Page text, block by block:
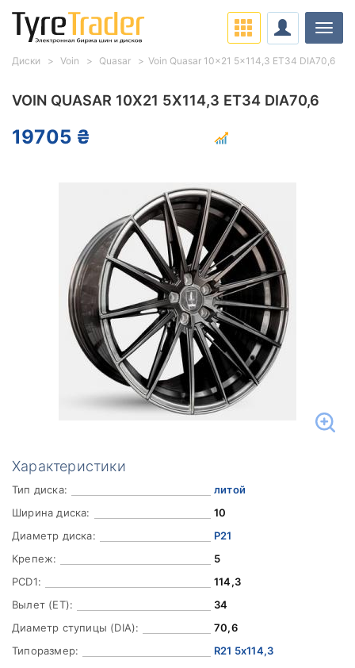
VOIN QUASAR 10X21 5X114,3 ET34 DIA70,6
19705 ₴
Характеристики
Тип диска:
литой
Ширина диска:
10
Диаметр диска:
Р21
Крепеж:
5
PCD1:
114,3
Вылет (ET):
34
Диаметр ступицы (DIA):
70,6
Типоразмер:
R21 5x114,3
Диски Voin Quasar Voin Quasar 10x21 5x114,3 ET34 DIA70,6